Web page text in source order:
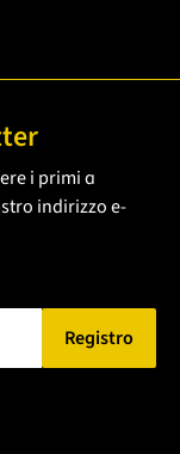
i primi a
indirizzo e-
ein.
Registro